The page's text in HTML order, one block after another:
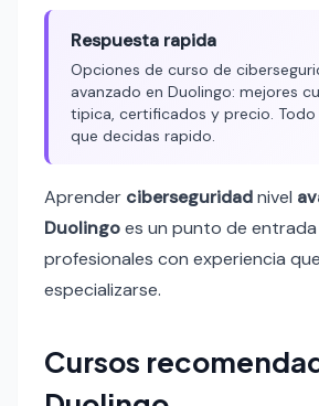
Respuesta rapida
Opciones de curso de
avanzado en Duolingo: mejores
tipica, certificados y precio.
que decidas rapido.
Aprender ciberseguridadnivel
Duolingoes un punto de
profesionales con experiencia
especializarse.
Cursos